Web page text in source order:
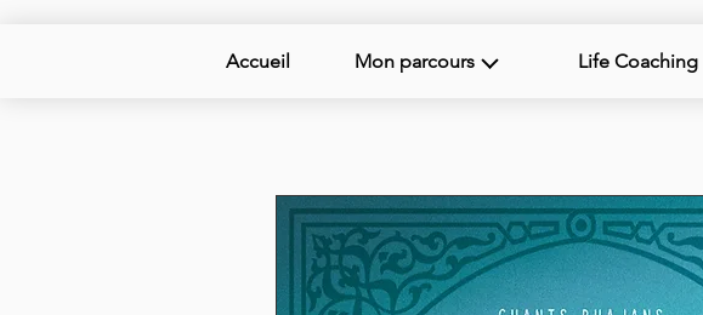
Accueil Mon parcours Life Coaching